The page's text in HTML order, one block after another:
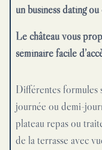
un business dating
Le château vous
séminaire facile
Différentes formules
journée ou demi-
plateau repas ou
de la terrasse avec